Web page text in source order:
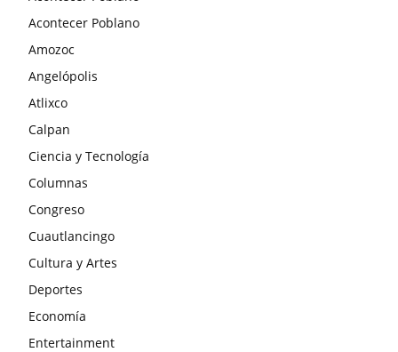
Acontecer Poblano
Amozoc
Angelópolis
Atlixco
Calpan
Ciencia y Tecnología
Columnas
Congreso
Cuautlancingo
Cultura y Artes
Deportes
Economía
Entertainment